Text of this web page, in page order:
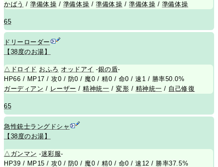
かばう /準備体操 / 準備体操 /準備体操 /準備体操 / 準備体操
65
ドリーローダー
【38度のお湯】
△ ドロイド おふろ オッドアイ -銀の盾-
HP66 / MP17 / 攻0 / 防0 / 魔0 / 精0 / 命0 / 速1 / 勝率50.0%
ガーディアン / レーザー /精神統一 / 変形 / 精神統一 / 自己修復
65
急性銃士ラングドシャ
【38度のお湯】
△ ガンマン -迷彩服-
HP39 / MP15 / 攻0 / 防0 / 魔0 / 精0 / 命0 / 速12 / 勝率37.5%